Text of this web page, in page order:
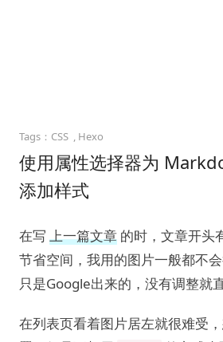
CSS Hexo
使用属性选择器为
添加样式
在写 上一篇文章的时，文章开头
节省空间，我用的图片一般都不
只是Google出来的，没有调整就
在列表页看着图片居左就很难受